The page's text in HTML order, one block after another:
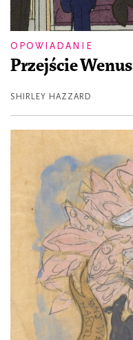
OPOWIADANIE
Przejście Wenus
SHIRLEY HAZZARD